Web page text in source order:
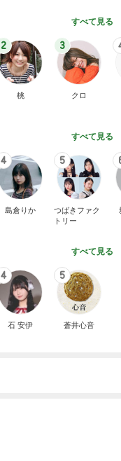
すべて見る
2
桃
3
クロ
すべて見る
4
島倉りか
5
つばきファク
トリー
すべて見る
4
石 安伊
5
蒼井心音